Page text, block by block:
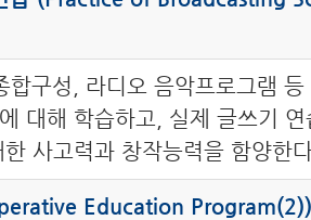
합구성, 라디오 음악프로그램
대해 학습하고, 실제 글쓰기
사고력과 창작능력을 함양한
Education